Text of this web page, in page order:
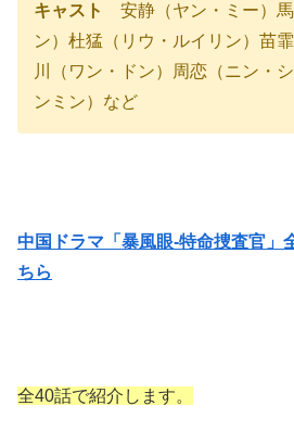
キャスト
安静（ヤン・ミー）
ン）杜猛（リウ・ルイリン）苗
川（ワン・ドン）周恋（ニン・
ンミン）など
中国ドラマ「暴風眼-特命捜査官」
ちら
全40話で紹介します。